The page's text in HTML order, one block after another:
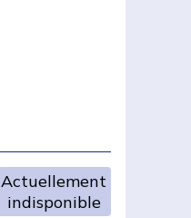
Actuellement
indisponible